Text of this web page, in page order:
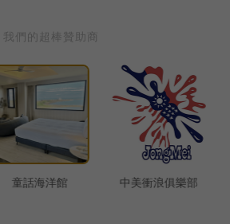
我們的超棒贊助商
中美衝浪俱樂部 狂衝浪